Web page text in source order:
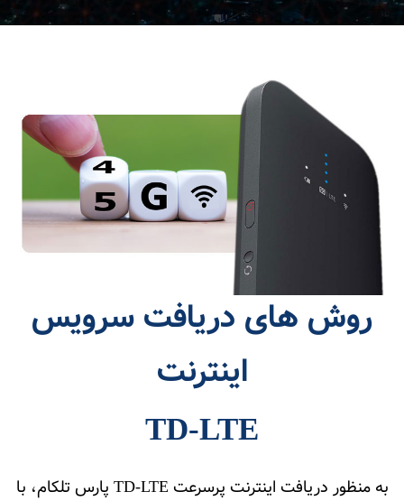
روش های دریافت سرویس
اینترنت
TD-LTE
به منظور دریافت اینترنت پرسرعت TD-LTE پارس تلکام، با